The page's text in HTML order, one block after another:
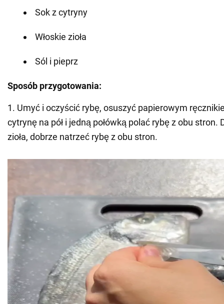
Sok z cytryny
Włoskie zioła
Sól i pieprz
Sposób przygotowania:
1. Umyć i oczyścić rybę, osuszyć papierowym
cytrynę na pół i jedną połówką polać rybę z obu stron.
zioła, dobrze natrzeć rybę z obu stron.